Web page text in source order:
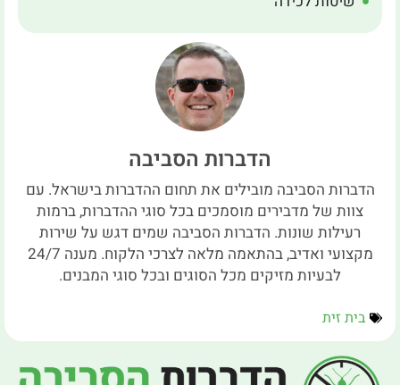
הדברות הסביבה
הדברות הסביבה מובילים את תחום ההדברות בישראל. עם
צוות של מדבירים מוסמכים בכל סוגי ההדברות, ברמות
רעילות שונות. הדברות הסביבה שמים דגש על שירות
מקצועי ואדיב, בהתאמה מלאה לצרכי הלקוח. מענה 24/7
לבעיות מזיקים מכל הסוגים ובכל סוגי המבנים.
בית זית